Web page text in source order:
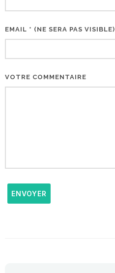
EMAIL * (NE SERA PAS VISIBLE)
VOTRE COMMENTAIRE
ENVOYER